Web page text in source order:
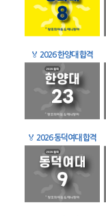
🏅 2026 한양대 합격
🏅 2026 동덕여대 합격